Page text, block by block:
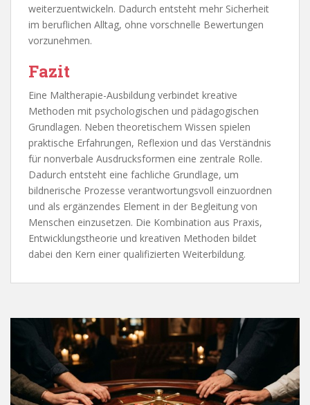
weiterzuentwickeln. Dadurch entsteht mehr Sicherheit
im beruflichen Alltag, ohne vorschnelle Bewertungen
vorzunehmen.
Fazit
Eine Maltherapie-Ausbildung verbindet kreative
Methoden mit psychologischen und pädagogischen
Grundlagen. Neben theoretischem Wissen spielen
praktische Erfahrungen, Reflexion und das Verständnis
für nonverbale Ausdrucksformen eine zentrale Rolle.
Dadurch entsteht eine fachliche Grundlage, um
bildnerische Prozesse verantwortungsvoll einzuordnen
und als ergänzendes Element in der Begleitung von
Menschen einzusetzen. Die Kombination aus Praxis,
Entwicklungstheorie und kreativen Methoden bildet
dabei den Kern einer qualifizierten Weiterbildung.